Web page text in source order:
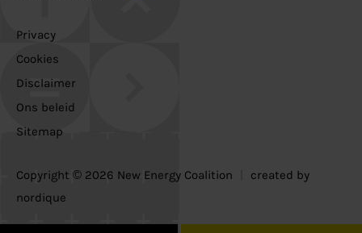
Copyright © 2026 New Energy Coalition
created by
nordique
Privacy
Cookies
Disclaimer
Ons beleid
Sitemap